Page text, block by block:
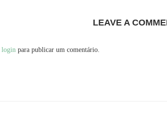
LEAVE A
login para publicar um comentário.